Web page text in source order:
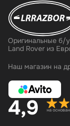
Оригинальные б/
Land Rover из
Наш магазин на
4,9 на